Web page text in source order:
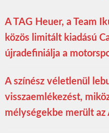
A TAG Heuer, a Team
közös limitált kiadású
újradefiniálja a
A színész véletlenül
visszaemlékezést,
mélységekbe merült az